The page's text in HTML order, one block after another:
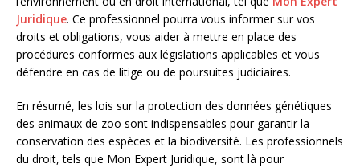
Juridique. Ce professionnel pourra vous informer sur vos
droits et obligations, vous aider à mettre en place des
procédures conformes aux législations applicables et vous
défendre en cas de litige ou de poursuites judiciaires.
En résumé, les lois sur la protection des données génétiques
des animaux de zoo sont indispensables pour garantir la
conservation des espèces et la biodiversité. Les professionnels
du droit, tels que Mon Expert Juridique, sont là pour